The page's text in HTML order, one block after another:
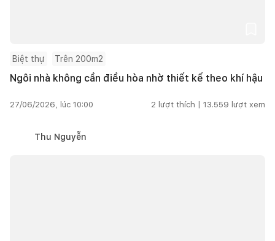
Biệt thự Trên 200m2
Ngôi nhà không cần điều hòa nhờ thiết kế theo khí hậu
27/06/2026, lúc 10:00 2 lượt thích | 13.559 lượt xem
Thu Nguyễn